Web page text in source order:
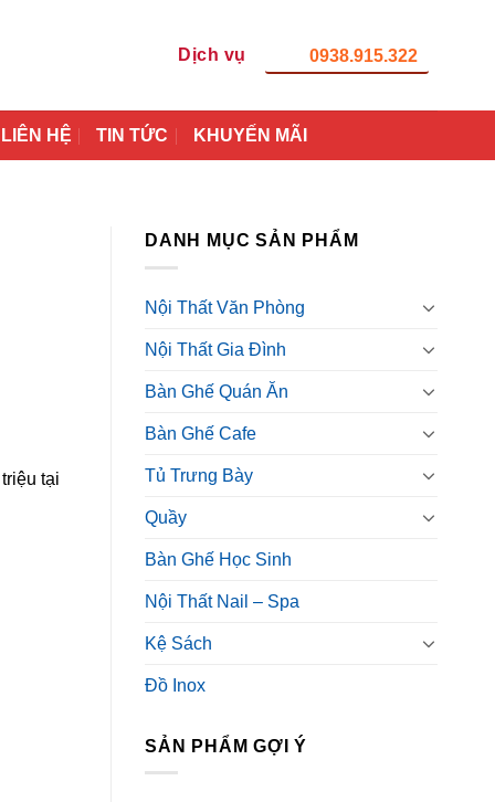
Dịch vụ 0938.915.322
LIÊN HỆ TIN TỨC KHUYẾN MÃI
DANH MỤC SẢN PHẨM
Nội Thất Văn Phòng
Nội Thất Gia Đình
Bàn Ghế Quán Ăn
Bàn Ghế Cafe
Tủ Trưng Bày
Quầy
Bàn Ghế Học Sinh
Nội Thất Nail – Spa
Kệ Sách
Đồ Inox
SẢN PHẨM GỢI Ý
tại